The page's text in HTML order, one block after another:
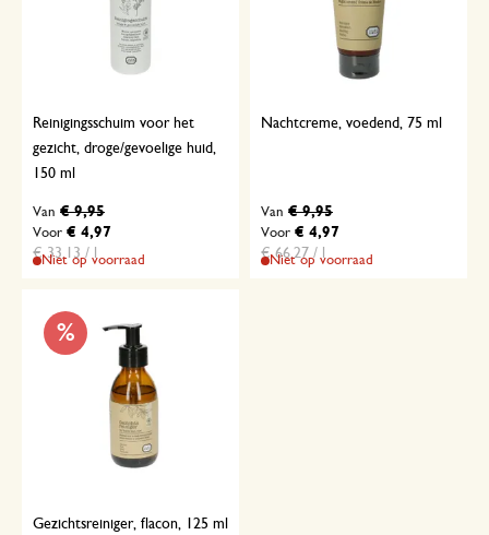
Reinigingsschuim voor het
gezicht, droge/gevoelige huid,
150 ml
Voor € 4,97
Van € 9,95
€ 33,13 / l
Niet op voorraad
Nachtcreme, voedend, 75 ml
Voor € 4,97
Van € 9,95
€ 66,27 / l
Niet op voorraad
%
Gezichtsreiniger, flacon, 125 ml